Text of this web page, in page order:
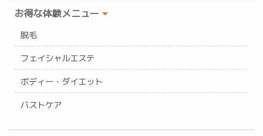
お得な体験メニュー
脱毛
フェイシャルエステ
ボディー・ダイエット
バストケア